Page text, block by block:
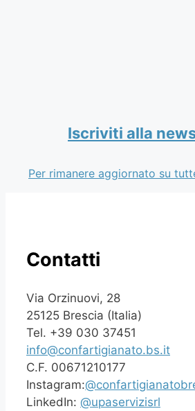
Iscriviti alla
Per rimanere aggiornato su
Contatti
Via Orzinuovi, 28
25125 Brescia (Italia)
Tel. +39 030 37451
info@confartigianato.bs.it
C.F. 00671210177
Instagram:
LinkedIn: @upaservizisrl